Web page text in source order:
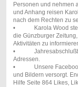
Personen und nehmen
und Anhang reisen
nach dem Rechten
• Karola Wood stellt
die Günzburger
Aktivitäten zu
•
Adressen.
• Unsere Facebook-
und Bildern versorgt.
Hilfe Seite 864 Likes,